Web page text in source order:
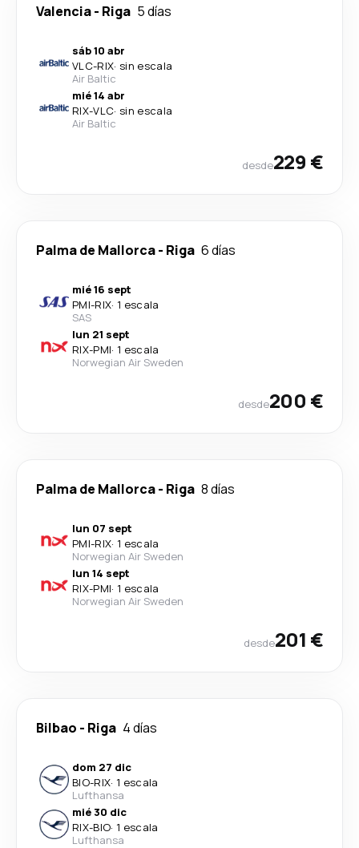
Valencia- Riga 5 días
sáb 10 abr
VLC-RIX· sin escala
Air Baltic
mié 14 abr
RIX-VLC· sin escala
Air Baltic
desde229 €
Palma de Mallorca- Riga 6 días
mié 16 sept
PMI-RIX· 1 escala
SAS
lun 21 sept
RIX-PMI· 1 escala
Norwegian Air Sweden
desde200 €
Palma de Mallorca- Riga 8 días
lun 07 sept
PMI-RIX· 1 escala
Norwegian Air Sweden
lun 14 sept
RIX-PMI· 1 escala
Norwegian Air Sweden
desde201 €
Bilbao - Riga 4 días
dom 27 dic
BIO-RIX· 1 escala
Lufthansa
mié 30 dic
RIX-BIO· 1 escala
Lufthansa